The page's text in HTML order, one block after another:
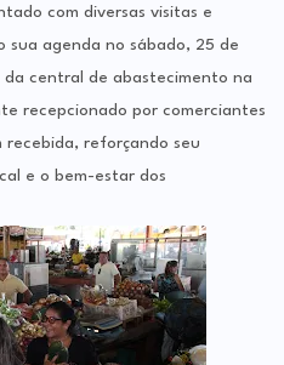
com diversas visitas e
sua agenda no sábado, 25 de
central de abastecimento na
recepcionado por comerciantes
recebida, reforçando seu
e o bem-estar dos